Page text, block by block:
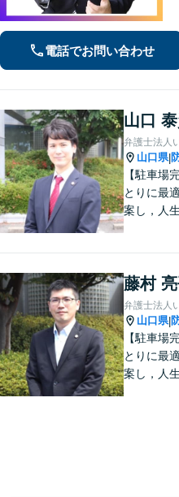
電話でお問い合わせ
山口
弁護士法人
山口県|
【駐車場
とりに最
案し，人
無料】お
い。
藤村
弁護士法人
山口県|
【駐車場
とりに最
案し，人